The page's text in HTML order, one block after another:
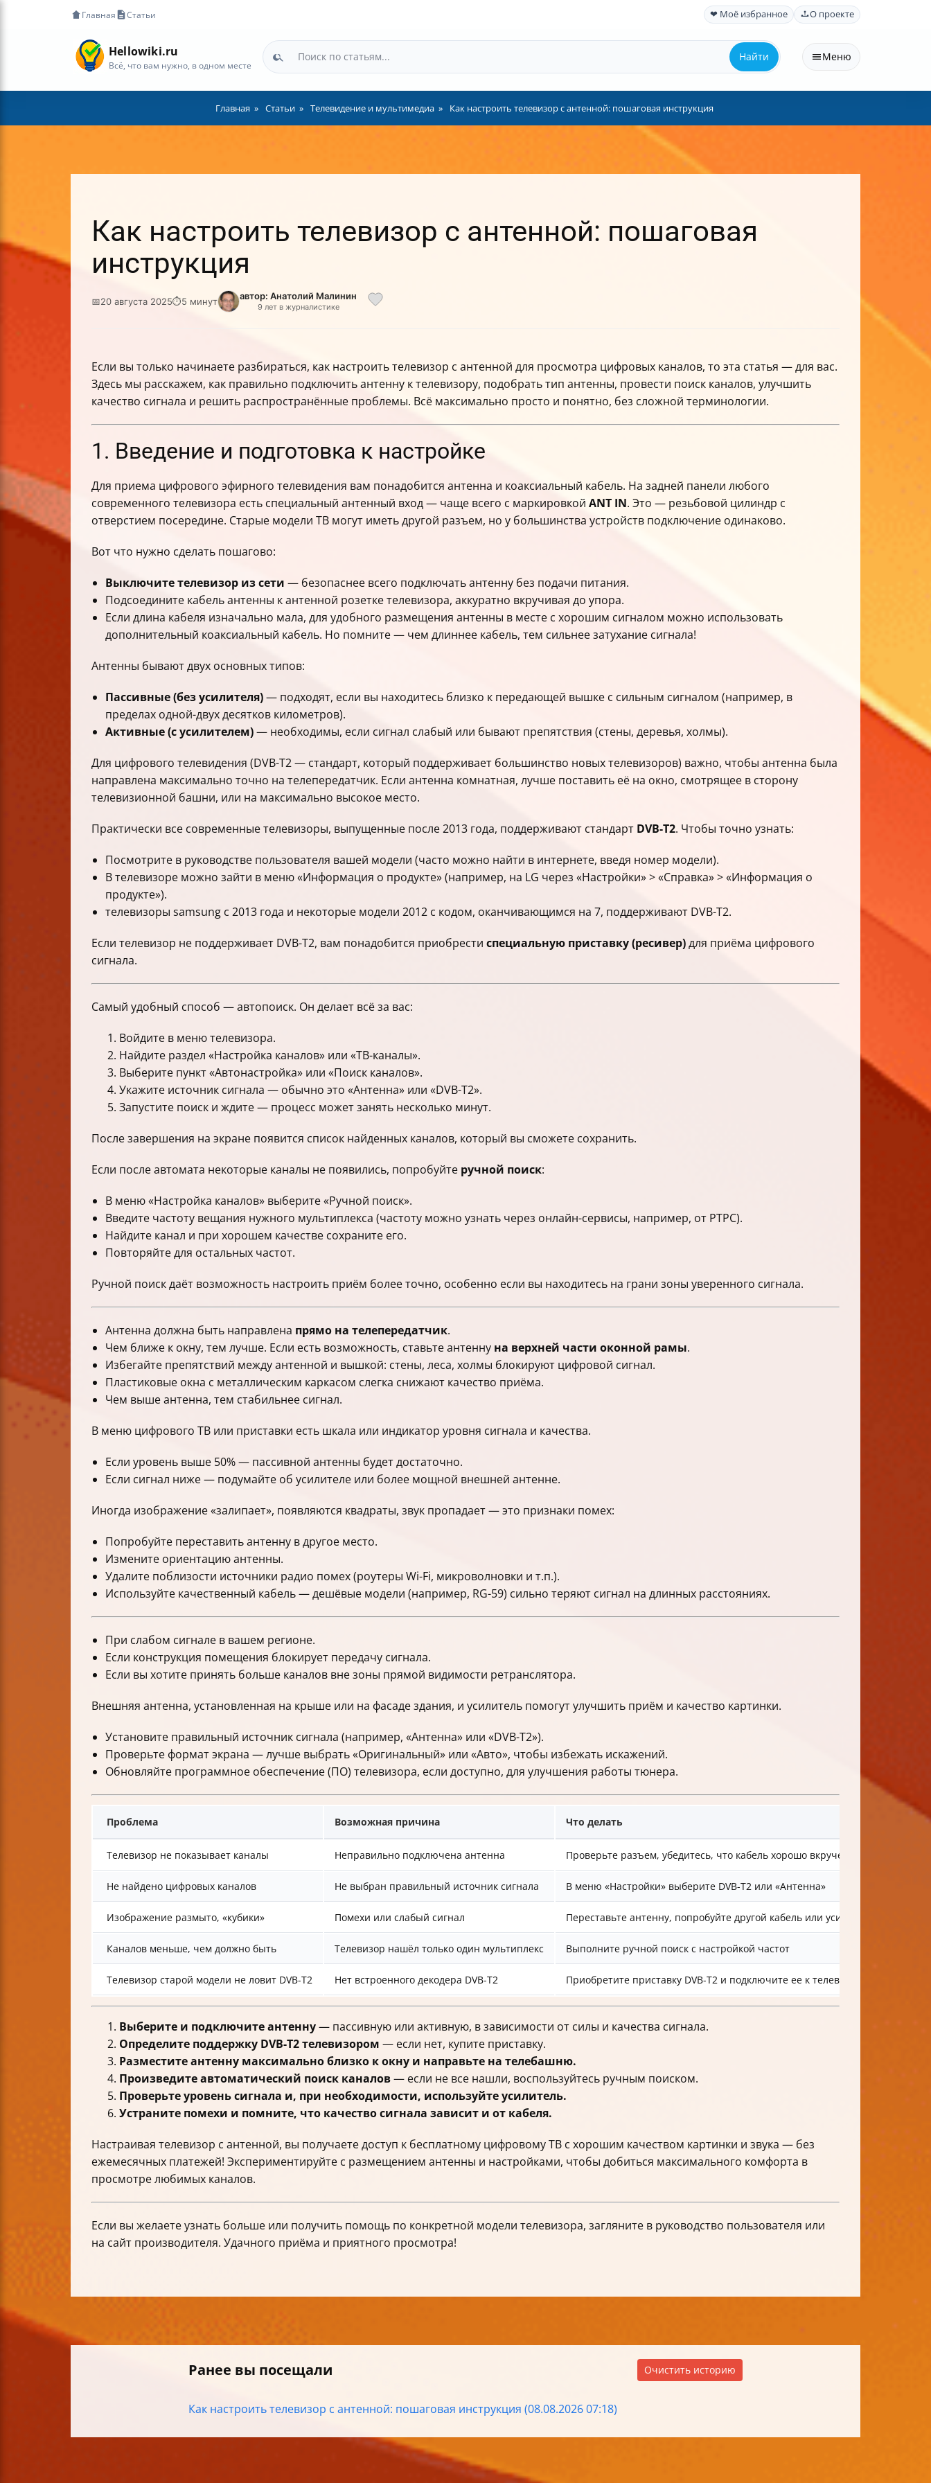
Главная Статьи ❤ Моё избранное О проекте
Hellowiki.ru
Всё, что вам нужно, в одном месте
Найти Меню
Главная Статьи Телевидение и мультимедиа Как настроить телевизор с антенной: пошаговая инструкция
Как настроить телевизор с антенной: пошаговая
инструкция
📅20 августа 2025⏱5 минут автор: Анатолий Малинин
9 лет в журналистике
Если вы только начинаете разбираться, как настроить телевизор с антенной для просмотра цифровых каналов, то эта статья — для вас.
Здесь мы расскажем, как правильно подключить антенну к телевизору, подобрать тип антенны, провести поиск каналов, улучшить
качество сигнала и решить распространённые проблемы. Всё максимально просто и понятно, без сложной терминологии.
1. Введение и подготовка к настройке
Для приема цифрового эфирного телевидения вам понадобится антенна и коаксиальный кабель. На задней панели любого
современного телевизора есть специальный антенный вход — чаще всего с маркировкой ANT IN. Это — резьбовой цилиндр с
отверстием посередине. Старые модели ТВ могут иметь другой разъем, но у большинства устройств подключение одинаково.
Вот что нужно сделать пошагово:
Выключите телевизор из сети — безопаснее всего подключать антенну без подачи питания.
Подсоедините кабель антенны к антенной розетке телевизора, аккуратно вкручивая до упора.
Если длина кабеля изначально мала, для удобного размещения антенны в месте с хорошим сигналом можно использовать
дополнительный коаксиальный кабель. Но помните — чем длиннее кабель, тем сильнее затухание сигнала!
Антенны бывают двух основных типов:
Пассивные (без усилителя)— подходят, если вы находитесь близко к передающей вышке с сильным сигналом (например, в
пределах одной-двух десятков километров).
Активные (с усилителем)— необходимы, если сигнал слабый или бывают препятствия (стены, деревья, холмы).
Для цифрового телевидения (DVB-T2 — стандарт, который поддерживает большинство новых телевизоров) важно, чтобы антенна была
направлена максимально точно на телепередатчик. Если антенна комнатная, лучше поставить её на окно, смотрящее в сторону
телевизионной башни, или на максимально высокое место.
Практически все современные телевизоры, выпущенные после 2013 года, поддерживают стандарт DVB-T2. Чтобы точно узнать:
Посмотрите в руководстве пользователя вашей модели (часто можно найти в интернете, введя номер модели).
В телевизоре можно зайти в меню «Информация о продукте» (например, на LG через «Настройки» > «Справка» > «Информация о
продукте»).
телевизоры samsung с 2013 года и некоторые модели 2012 с кодом, оканчивающимся на 7, поддерживают DVB-T2.
Если телевизор не поддерживает DVB-T2, вам понадобится приобрести специальную приставку (ресивер)для приёма цифрового
сигнала.
Самый удобный способ — автопоиск. Он делает всё за вас:
Войдите в меню телевизора.
Найдите раздел «Настройка каналов» или «ТВ-каналы».
Выберите пункт «Автонастройка» или «Поиск каналов».
Укажите источник сигнала — обычно это «Антенна» или «DVB-T2».
Запустите поиск и ждите — процесс может занять несколько минут.
После завершения на экране появится список найденных каналов, который вы сможете сохранить.
Если после автомата некоторые каналы не появились, попробуйте ручной поиск:
В меню «Настройка каналов» выберите «Ручной поиск».
Введите частоту вещания нужного мультиплекса (частоту можно узнать через онлайн-сервисы, например, от РТРС).
Найдите канал и при хорошем качестве сохраните его.
Повторяйте для остальных частот.
Ручной поиск даёт возможность настроить приём более точно, особенно если вы находитесь на грани зоны уверенного сигнала.
Антенна должна быть направлена прямо на телепередатчик.
Чем ближе к окну, тем лучше. Если есть возможность, ставьте антенну на верхней части оконной рамы.
Избегайте препятствий между антенной и вышкой: стены, леса, холмы блокируют цифровой сигнал.
Пластиковые окна с металлическим каркасом слегка снижают качество приёма.
Чем выше антенна, тем стабильнее сигнал.
В меню цифрового ТВ или приставки есть шкала или индикатор уровня сигнала и качества.
Если уровень выше 50% — пассивной антенны будет достаточно.
Если сигнал ниже — подумайте об усилителе или более мощной внешней антенне.
Иногда изображение «залипает», появляются квадраты, звук пропадает — это признаки помех:
Попробуйте переставить антенну в другое место.
Измените ориентацию антенны.
Удалите поблизости источники радио помех (роутеры Wi-Fi, микроволновки и т.п.).
Используйте качественный кабель — дешёвые модели (например, RG-59) сильно теряют сигнал на длинных расстояниях.
При слабом сигнале в вашем регионе.
Если конструкция помещения блокирует передачу сигнала.
Если вы хотите принять больше каналов вне зоны прямой видимости ретранслятора.
Внешняя антенна, установленная на крыше или на фасаде здания, и усилитель помогут улучшить приём и качество картинки.
Установите правильный источник сигнала (например, «Антенна» или «DVB-T2»).
Проверьте формат экрана — лучше выбрать «Оригинальный» или «Авто», чтобы избежать искажений.
Обновляйте программное обеспечение (ПО) телевизора, если доступно, для улучшения работы тюнера.
Проблема Возможная причина Что делать
Телевизор не показывает каналы Неправильно подключена антенна Проверьте разъем, убедитесь, что кабель хорошо вкручен
Не найдено цифровых каналов Не выбран правильный источник сигнала В меню «Настройки» выберите DVB-T2 или «Антенна»
Изображение размыто, «кубики» Помехи или слабый сигнал Переставьте антенну, попробуйте другой кабель или усилитель
Каналов меньше, чем должно быть Телевизор нашёл только один мультиплекс Выполните ручной поиск с настройкой частот
Телевизор старой модели не ловит DVB-T2 Нет встроенного декодера DVB-T2 Приобретите приставку DVB-T2 и подключите ее к телевизору
Выберите и подключите антенну— пассивную или активную, в зависимости от силы и качества сигнала.
Определите поддержку DVB-T2 телевизором — если нет, купите приставку.
Разместите антенну максимально близко к окну и направьте на телебашню.
Произведите автоматический поиск каналов— если не все нашли, воспользуйтесь ручным поиском.
Проверьте уровень сигнала и, при необходимости, используйте усилитель.
Устраните помехи и помните, что качество сигнала зависит и от кабеля.
Настраивая телевизор с антенной, вы получаете доступ к бесплатному цифровому ТВ с хорошим качеством картинки и звука — без
ежемесячных платежей! Экспериментируйте с размещением антенны и настройками, чтобы добиться максимального комфорта в
просмотре любимых каналов.
Если вы желаете узнать больше или получить помощь по конкретной модели телевизора, загляните в руководство пользователя или
на сайт производителя. Удачного приёма и приятного просмотра!
Ранее вы посещали Очистить историю
Как настроить телевизор с антенной: пошаговая инструкция (08.08.2026 07:18)